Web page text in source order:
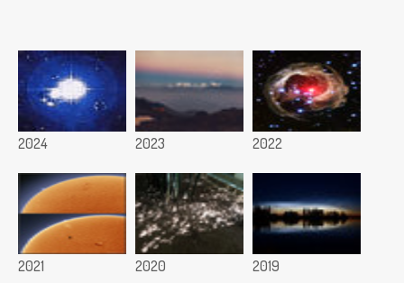
2024 2023 2022
2021 2020 2019